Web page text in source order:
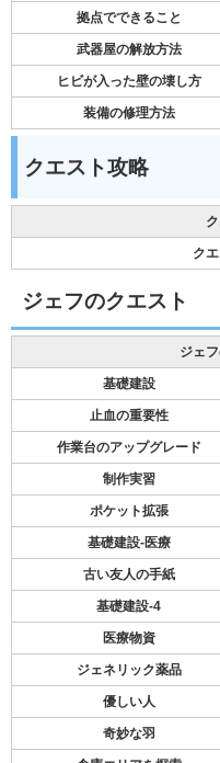
拠点でできること
武器屋の解放方法
ヒビが入った壁の壊し方
装備の修理方法
クエスト攻略
ク
ジェフのクエスト
ジェ
基礎建設
止血の重要性
作業台のアップグレード
制作実習
ポケット拡張
基礎建設-医療
古い友人の手紙
基礎建設-4
医療物資
ジェネリック薬品
優しい人
奇妙な羽